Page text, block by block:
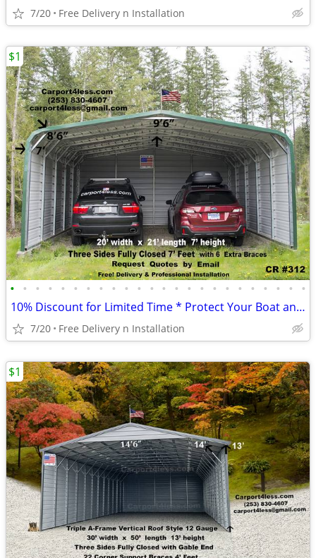
7/20 Free Delivery n Installation
• • • • • • • • • • • • • • • • • • • • • • • •
10% Discount for Limited Time * Protect Your Boat and RV *
7/20 Free Delivery n Installation
$1
$1